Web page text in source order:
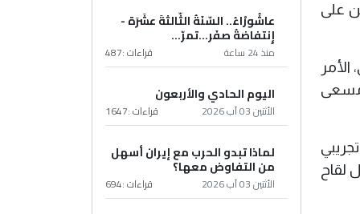
على
الأمر
في مسعى
ضمن مشروع تجريبي
40 ألف دينار عن كل لقاح
عاشُورْاءُ.. السّنَةُ الثّالثةَ عشَرَة -
إِنتفاضةُ صفَر…تمرّ...
منذ 24 ساعة قراءات :487
اليوم الحادي والأربعون
الأثنين 03 آب 2026 قراءات :1647
لماذا تبدو الحرب مع إيران أسهل
من التفاوض معها؟
الأثنين 03 آب 2026 قراءات :694